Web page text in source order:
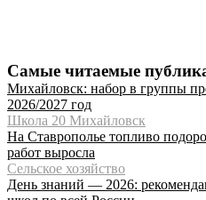
Самые читаемые
Михайловск: набор в группы
2026/2027 год
Школа 20 Михайловск
На Ставрополье топливо
работ выросла
Сельское хозяйство
День знаний — 2026: